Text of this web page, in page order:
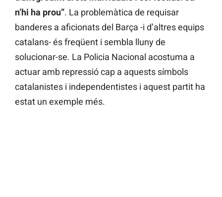
n’hi ha prou”. La problemàtica de requisar
banderes a aficionats del Barça -i d’altres equips
catalans- és freqüent i sembla lluny de
solucionar-se. La Policia Nacional acostuma a
actuar amb repressió cap a aquests símbols
catalanistes i independentistes i aquest partit ha
estat un exemple més.